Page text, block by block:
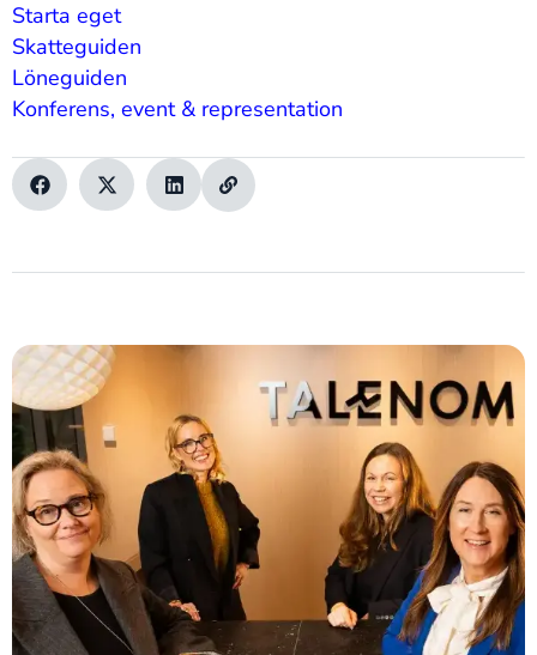
Starta eget
Skatteguiden
Löneguiden
Konferens, event & representation